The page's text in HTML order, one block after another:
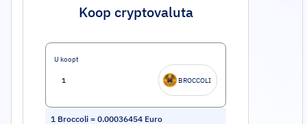
Koop cryptovaluta
U koopt
BROCCOLI
1 Broccoli = 0.00036454 Euro